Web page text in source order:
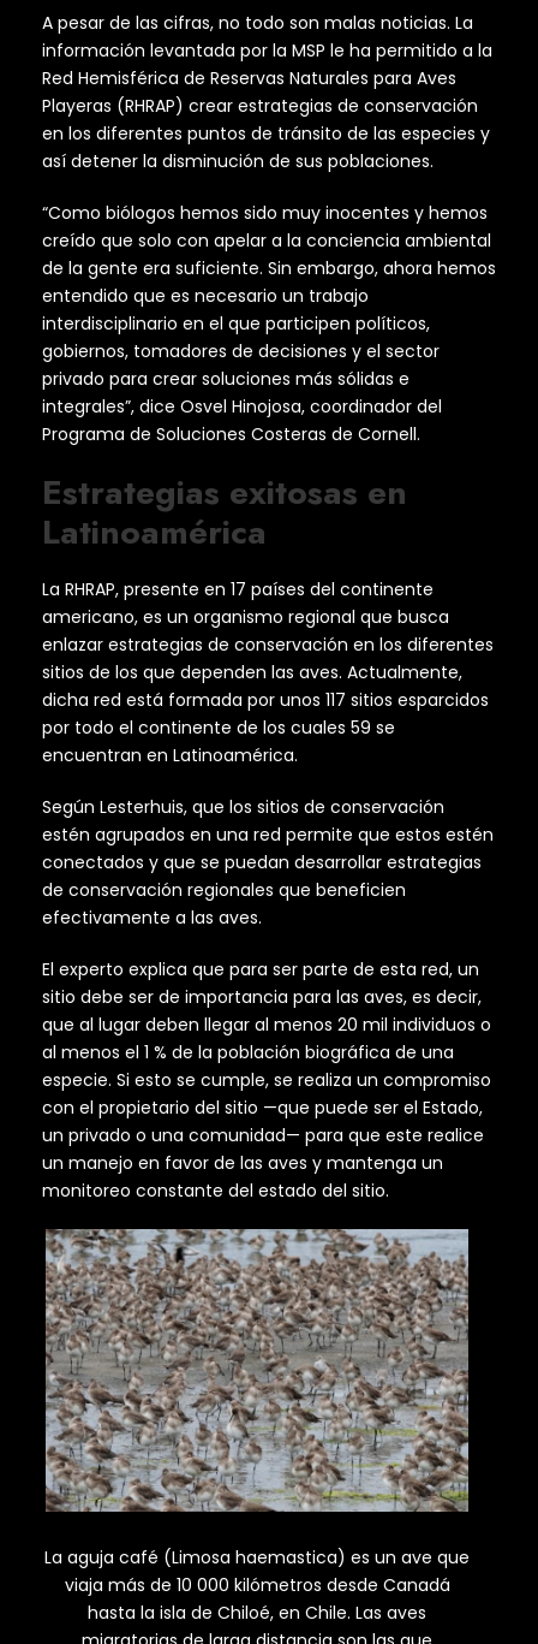
A pesar de las cifras, no todo son malas noticias. La
información levantada por la MSP le ha permitido a la
Red Hemisférica de Reservas Naturales para Aves
Playeras (RHRAP) crear estrategias de conservación
en los diferentes puntos de tránsito de las especies y
así detener la disminución de sus poblaciones.
“Como biólogos hemos sido muy inocentes y hemos
creído que solo con apelar a la conciencia ambiental
de la gente era suficiente. Sin embargo, ahora hemos
entendido que es necesario un trabajo
interdisciplinario en el que participen políticos,
gobiernos, tomadores de decisiones y el sector
privado para crear soluciones más sólidas e
integrales”, dice Osvel Hinojosa, coordinador del
Programa de Soluciones Costeras de Cornell.
Estrategias exitosas en
Latinoamérica
La RHRAP, presente en 17 países del continente
americano, es un organismo regional que busca
enlazar estrategias de conservación en los diferentes
sitios de los que dependen las aves. Actualmente,
dicha red está formada por unos 117 sitios esparcidos
por todo el continente de los cuales 59 se
encuentran en Latinoamérica.
Según Lesterhuis, que los sitios de conservación
estén agrupados en una red permite que estos estén
conectados y que se puedan desarrollar estrategias
de conservación regionales que beneficien
efectivamente a las aves.
El experto explica que para ser parte de esta red, un
sitio debe ser de importancia para las aves, es decir,
que al lugar deben llegar al menos 20 mil individuos o
al menos el 1 % de la población biográfica de una
especie. Si esto se cumple, se realiza un compromiso
con el propietario del sitio —que puede ser el Estado,
un privado o una comunidad— para que este realice
un manejo en favor de las aves y mantenga un
monitoreo constante del estado del sitio.
La aguja café (Limosa haemastica) es un ave que
viaja más de 10 000 kilómetros desde Canadá
hasta la isla de Chiloé, en Chile. Las aves